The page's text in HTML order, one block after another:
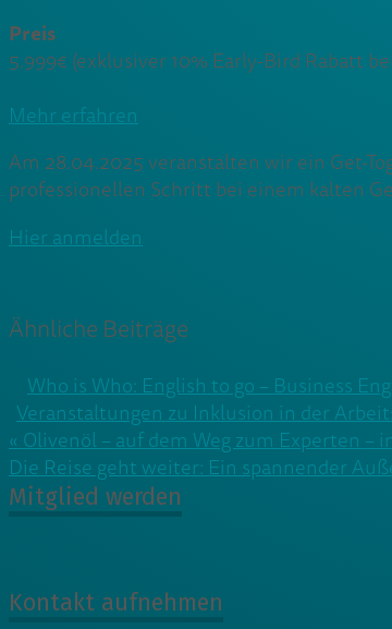
Preis
5.999€ (exklusiver 10% Early-Bird Rabatt
Mehr erfahren
Am 28.04.2025 veranstalten wir ein Get-
professionellen Schritt bei einem kalten
Hier anmelden
Ähnliche Beiträge
Who is Who: English to go – Business
Veranstaltungen zu Inklusion in der
Beitragsnavigation
« Olivenöl – auf dem Weg zum Experten –
Die Reise geht weiter: Ein spannender
Mitglied werden
Kontakt aufnehmen